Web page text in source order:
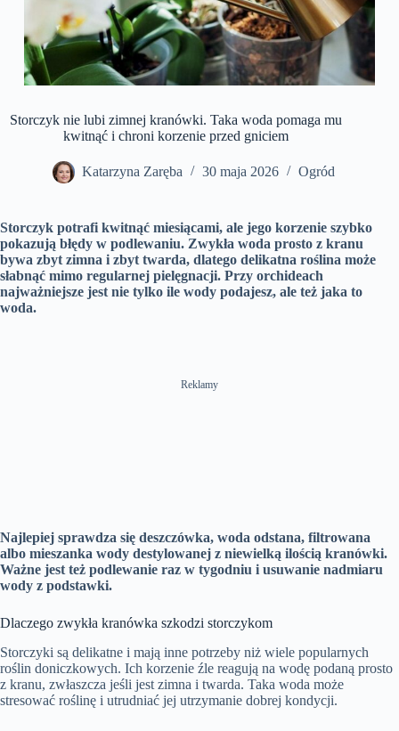
Storczyk nie lubi zimnej kranówki. Taka woda pomaga mu
kwitnąć i chroni korzenie przed gniciem
Katarzyna Zaręba 30 maja 2026 Ogród
Storczyk potrafi kwitnąć miesiącami, ale jego korzenie szybko
pokazują błędy w podlewaniu. Zwykła woda prosto z kranu
bywa zbyt zimna i zbyt twarda, dlatego delikatna roślina może
słabnąć mimo regularnej pielęgnacji. Przy orchideach
najważniejsze jest nie tylko ile wody podajesz, ale też jaka to
woda.
Reklamy
Najlepiej sprawdza się deszczówka, woda odstana, filtrowana
albo mieszanka wody destylowanej z niewielką ilością kranówki.
Ważne jest też podlewanie raz w tygodniu i usuwanie nadmiaru
wody z podstawki.
Dlaczego zwykła kranówka szkodzi storczykom
Storczyki są delikatne i mają inne potrzeby niż wiele popularnych
roślin doniczkowych. Ich korzenie źle reagują na wodę podaną prosto
z kranu, zwłaszcza jeśli jest zimna i twarda. Taka woda może
stresować roślinę i utrudniać jej utrzymanie dobrej kondycji.